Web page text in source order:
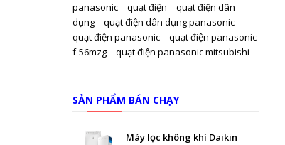
panasonic
quạt điện
quạt điện dân
dụng
quạt điện dân dụng panasonic
quạt điện panasonic
quạt điện panasonic
f-56mzg
quạt điện panasonic mitsubishi
SẢN PHẨM BÁN CHẠY
Máy lọc không khí Daikin